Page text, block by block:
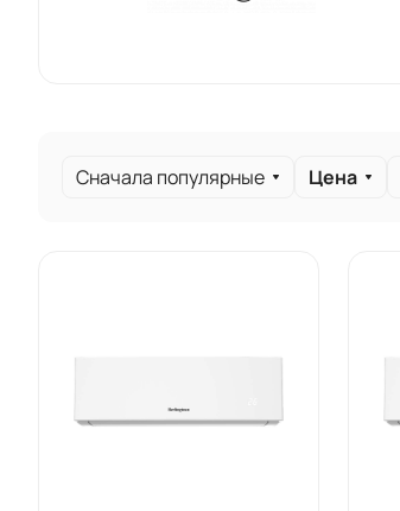
Сначала популярные Цена